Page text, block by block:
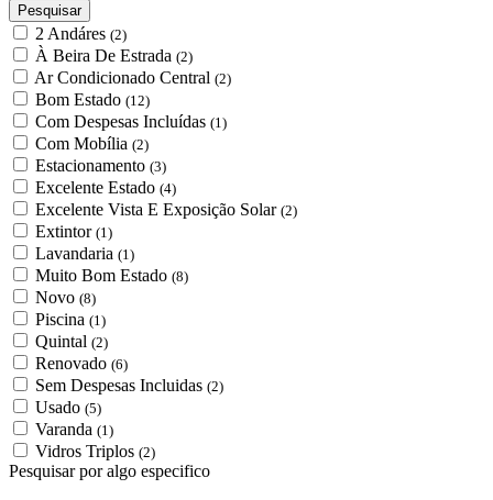
Pesquisar
2 Andáres (2)
À Beira De Estrada (2)
Ar Condicionado Central (2)
Bom Estado (12)
Com Despesas Incluídas (1)
Com Mobília (2)
Estacionamento (3)
Excelente Estado (4)
Excelente Vista E Exposição Solar (2)
Extintor (1)
Lavandaria (1)
Muito Bom Estado (8)
Novo (8)
Piscina (1)
Quintal (2)
Renovado (6)
Sem Despesas Incluidas (2)
Usado (5)
Varanda (1)
Vidros Triplos (2)
Pesquisar por algo especifico